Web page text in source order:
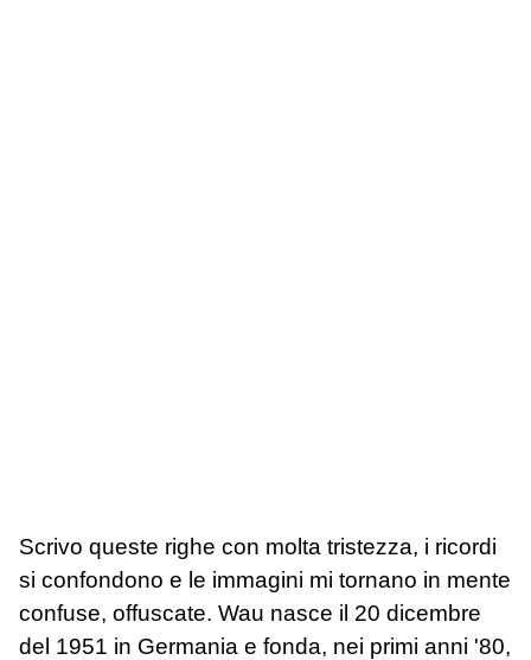
Scrivo queste righe con molta tristezza, i ricordi
si confondono e le immagini mi tornano in mente
confuse, offuscate. Wau nasce il 20 dicembre
del 1951 in Germania e fonda, nei primi anni '80,